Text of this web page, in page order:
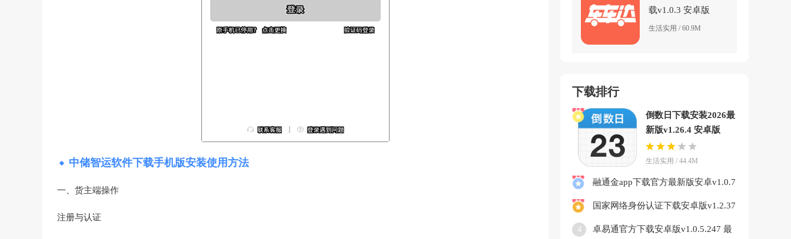
中储智运软件下载手机版安装使用方法
一、货主端操作
注册与认证‌
载v1.0.3 安卓版
生活实用 / 60.9M
下载排行
倒数日下载安装2026最
新版v1.26.4 安卓版
生活实用 / 44.4M
融通金app下载官方最新版安卓v1.0.7
国家网络身份认证下载安卓版v1.2.37
4
卓易通官方下载安卓版v1.0.5.247 最